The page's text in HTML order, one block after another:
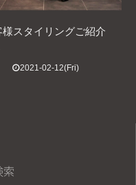
様スタイリングご紹介
2021-02-12(Fri)
索